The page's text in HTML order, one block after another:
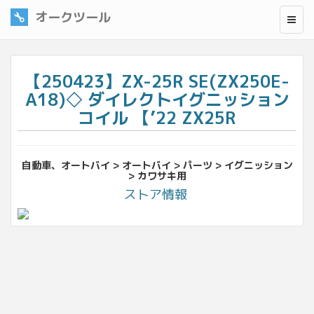
オークツール
【250423】ZX-25R SE(ZX250E-
A18)◇ ダイレクトイグニッション
コイル 【’22 ZX25R
自動車、オートバイ > オートバイ > パーツ > イグニッション
> カワサキ用
ストア情報